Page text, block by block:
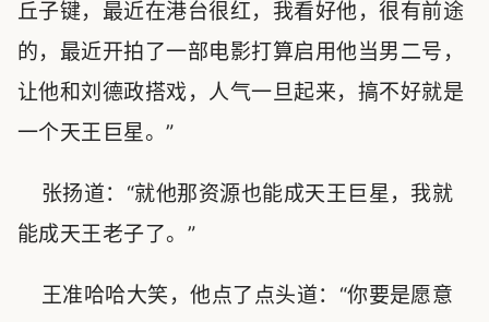
丘子键，最近在港台很红，我看好他，很有前途
的，最近开拍了一部电影打算启用他当男二号，
让他和刘德政搭戏，人气一旦起来，搞不好就是
一个天王巨星。”
张扬道：“就他那资源也能成天王巨星，我就
能成天王老子了。”
王准哈哈大笑，他点了点头道：“你要是愿意